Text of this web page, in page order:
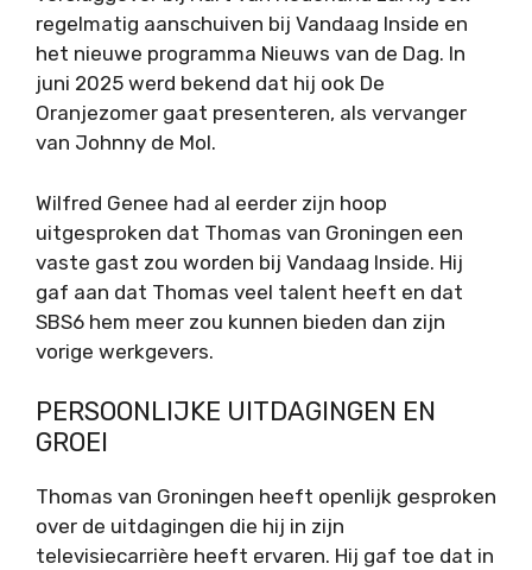
regelmatig aanschuiven bij Vandaag Inside en
het nieuwe programma Nieuws van de Dag. In
juni 2025 werd bekend dat hij ook De
Oranjezomer gaat presenteren, als vervanger
van Johnny de Mol.
Wilfred Genee had al eerder zijn hoop
uitgesproken dat Thomas van Groningen een
vaste gast zou worden bij Vandaag Inside. Hij
gaf aan dat Thomas veel talent heeft en dat
SBS6 hem meer zou kunnen bieden dan zijn
vorige werkgevers.
PERSOONLIJKE UITDAGINGEN EN
GROEI
Thomas van Groningen heeft openlijk gesproken
over de uitdagingen die hij in zijn
televisiecarrière heeft ervaren. Hij gaf toe dat in